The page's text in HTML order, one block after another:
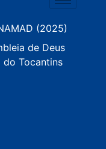
(2025)
de Deus
do Tocantins